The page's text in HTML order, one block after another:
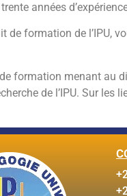
années
de formation de l’IPU,
formation menant au
de l’IPU. Sur